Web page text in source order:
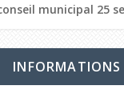
municipal 25
INFORMATIONS